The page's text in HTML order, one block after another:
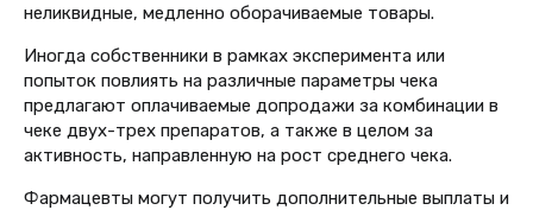
неликвидные, медленно оборачиваемые товары.
Иногда собственники в рамках эксперимента или
попыток повлиять на различные параметры чека
предлагают оплачиваемые допродажи за комбинации в
чеке двух-трех препаратов, а также в целом за
активность, направленную на рост среднего чека.
Фармацевты могут получить дополнительные выплаты и